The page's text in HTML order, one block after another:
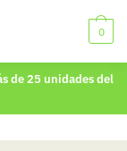
0
de 25 unidades del